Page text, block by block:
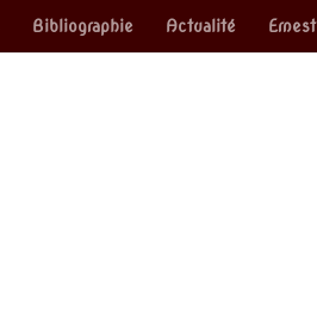
Bibliographie Actualité Ernest